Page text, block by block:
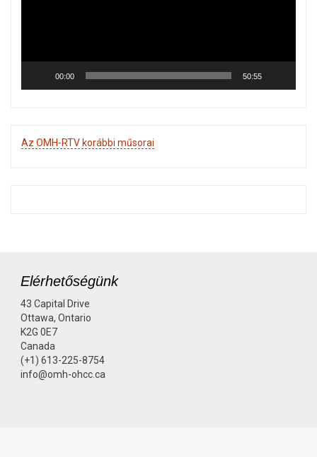
00:00 50:55
Az OMH-RTV korábbi műsorai
Elérhetőségünk
43 Capital Drive
Ottawa, Ontario
K2G 0E7
Canada
(+1) 613-225-8754
info@omh-ohcc.ca